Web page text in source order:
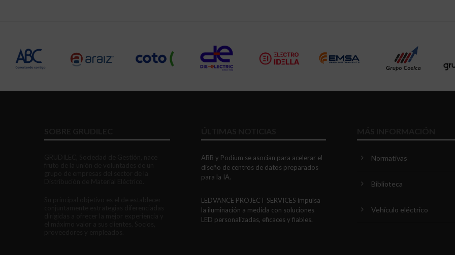
ABB y Podium se asocian para acelerar el
diseño de centros de datos preparados
para la IA.
LEDVANCE PROJECT SERVICES impulsa
la iluminación a medida con soluciones
LED personalizadas, eficaces y fiables.
Normativas
Biblioteca
Vehículo eléctrico